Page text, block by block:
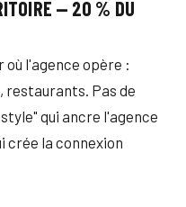
— 20 % DU
l'agence opère :
restaurants. Pas de
qui ancre l'agence
crée la connexion